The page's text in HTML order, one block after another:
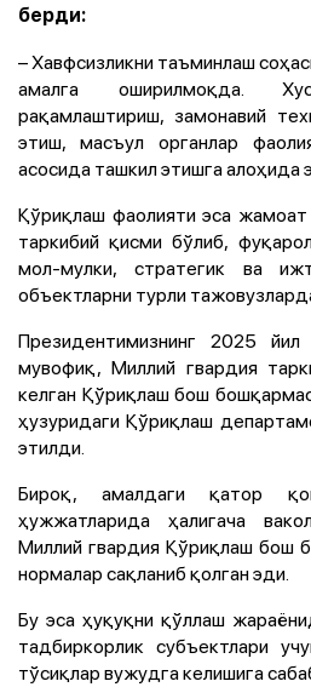
берди:
– Хавфсизликни таъминлаш
амалга оширилмоқда.
рақамлаштириш, замонавий
этиш, масъул органлар
асосида ташкил этишга алоҳида
Қўриқлаш фаолияти эса жамоат
таркибий қисми бўлиб,
мол-мулки, стратегик ва
объектларни турли
Президентимизнинг 2025
мувофиқ, Миллий гвардия
келган Қўриқлаш бош
ҳузуридаги Қўриқлаш
этилди.
Бироқ, амалдаги қатор
ҳужжатларида ҳалигача
Миллий гвардия Қўриқлаш бош
нормалар сақланиб қолган эди.
Бу эса ҳуқуқни қўллаш
тадбиркорлик субъектлари
тўсиқлар вужудга келишига